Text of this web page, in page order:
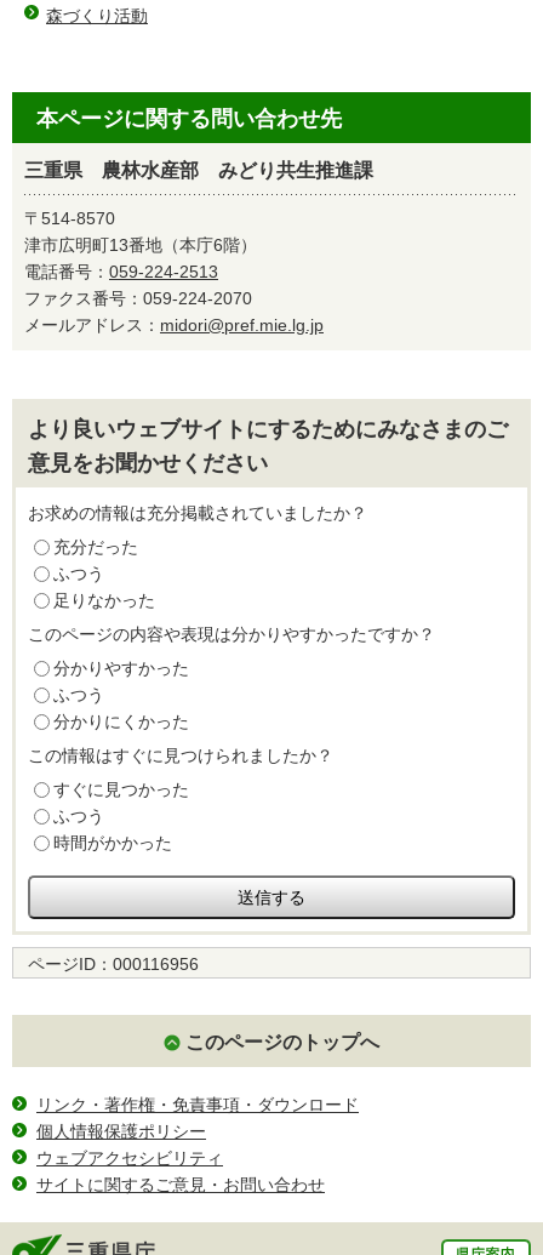
森づくり活動
本ページに関する問い合わせ先
三重県 農林水産部 みどり共生推進課
〒514-8570
津市広明町13番地（本庁6階）
電話番号： 059-224-2513
ファクス番号：059-224-2070
メールアドレス： midori@pref.mie.lg.jp
より良いウェブサイトにするためにみなさまのご
意見をお聞かせください
お求めの情報は充分掲載されていましたか？
充分だった
ふつう
足りなかった
このページの内容や表現は分かりやすかったですか？
分かりやすかった
ふつう
分かりにくかった
この情報はすぐに見つけられましたか？
すぐに見つかった
ふつう
時間がかかった
ページID： 000116956
このページのトップへ
リンク・著作権・免責事項・ダウンロード
個人情報保護ポリシー
ウェブアクセシビリティ
サイトに関するご意見・お問い合わせ